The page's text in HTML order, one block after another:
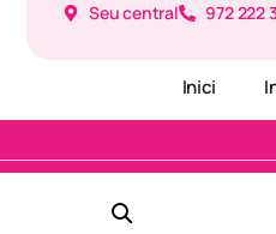
Seu central 972 222
Inici